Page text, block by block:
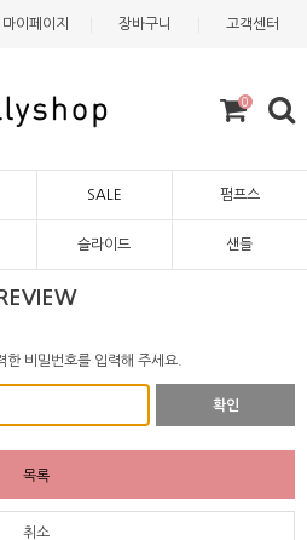
마이페이지 장바구니 고객센터
0
SALE 펌프스
슬라이드 샌들
REVIEW
한 비밀번호를 입력해 주세요.
확인
목록
취소